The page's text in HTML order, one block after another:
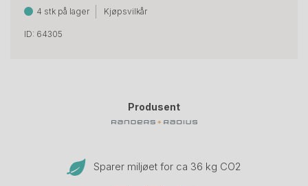
4 stk på lager Kjøpsvilkår
ID: 64305
Produsent
Sparer miljøet for ca 36 kg CO2